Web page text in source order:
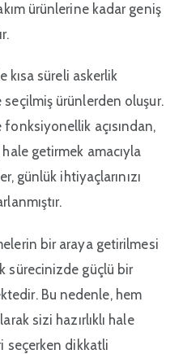
ürünlerine kadar geniş
kısa süreli askerlik
ürünlerden oluşur.
fonksiyonellik açısından,
getirmek amacıyla
günlük ihtiyaçlarınızı
bir araya getirilmesi
sürecinizde güçlü bir
Bu nedenle, hem
sizi hazırlıklı hale
seçerken dikkatli